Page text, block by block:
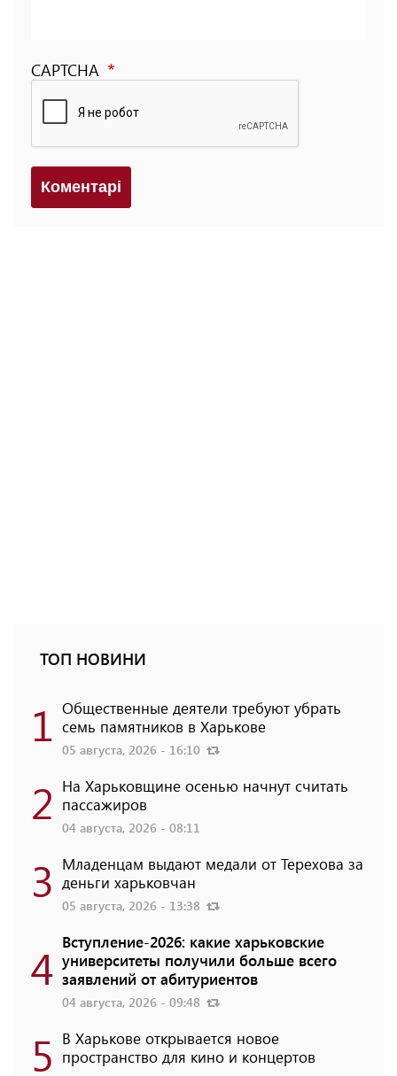
CAPTCHA
Коментарi
ТОП НОВИНИ
1 Общественные деятели требуют убрать
семь памятников в Харькове
05 августа, 2026 - 16:10
2 На Харьковщине осенью начнут считать
пассажиров
04 августа, 2026 - 08:11
3 Младенцам выдают медали от Терехова за
деньги харьковчан
05 августа, 2026 - 13:38
4 Вступление-2026: какие харьковские
университеты получили больше всего
заявлений от абитуриентов
04 августа, 2026 - 09:48
5 В Харькове открывается новое
пространство для кино и концертов